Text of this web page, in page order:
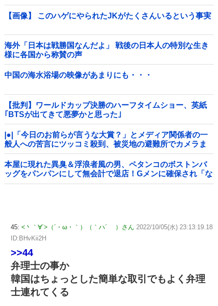
【画像】 このハゲにやられたJKがたくさんいるという事実
海外「日本は戦勝国なんだよ」 戦後の日本人の特別な生き
様に各国から称賛の声
中国の海水浴場の映像があまりにも・・・
【批判】ワールドカップ決勝のハーフタイムショー、英紙
｢BTSが出てきて悪夢かと思った｣
|●|「今日のお前らが言うな大賞？」とメディア関係者の一
般人への苦言にツッコミ殺到、被災地の避難所でカメラま
わすのは……
本屋に現れた異臭＆浮浪者風の男、ペタンコのボストンバ
ッグをパンパンにして無会計で退店！Gメンに確保され「な
んで？」と本気で困惑ｗｗｗ
45: <丶｀∀´>（´・ω・｀）（｀ハ´ ）さん 2022/10/05(水) 23:13:19.18
ID:BHvKii2H
>>44
弁理士の事か
韓国はちょっとした簡単な取引でもよく弁理
士連れてくる